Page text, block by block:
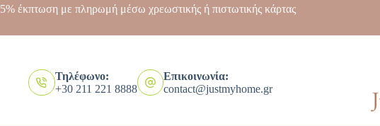
5% έκπτωση με πληρωμή μέσω χρεωστικής ή πιστωτικής κάρτας
Τηλέφωνο:
+30 211 221 8888
Επικοινωνία:
contact@justmyhome.gr